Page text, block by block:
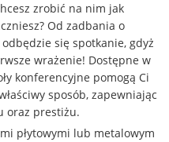
zrobić na nim jak
Od zadbania o
się spotkanie, gdyż
wrażenie! Dostępne w
konferencyjne pomogą Ci
sposób, zapewniając
oraz prestiżu.
płytowymi lub metalowym